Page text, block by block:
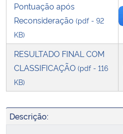
Pontuação após
Reconsideração (pdf - 92
KB)
RESULTADO FINAL COM
CLASSIFICAÇÃO (pdf - 116
KB)
Descrição: